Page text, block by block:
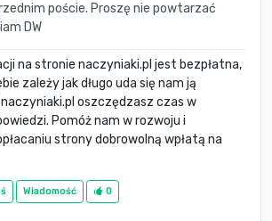
poście. Proszę nie powtarzać
DW
na stronie naczyniaki.pl jest bezpłatna,
zależy jak długo uda się nam ją
oszczędzasz czas w
Pomóż nam w rozwoju i
strony dobrowolną wpłatą na
Wiadomość 0